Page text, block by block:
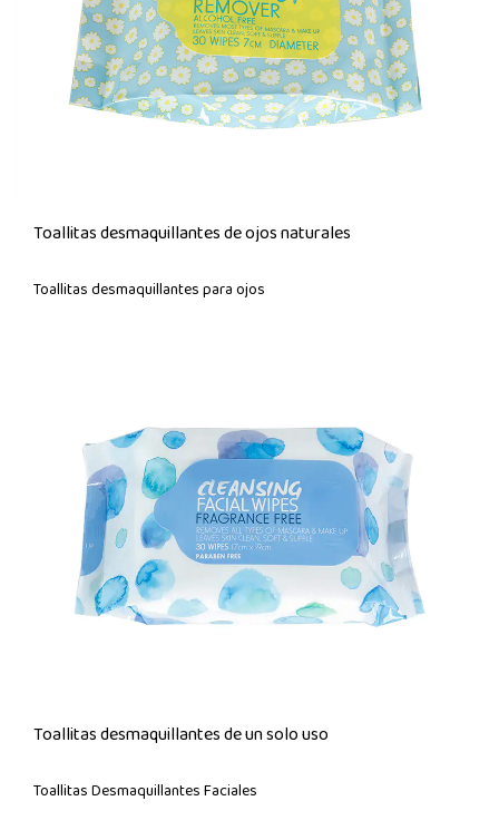
Toallitas desmaquillantes de ojos naturales
Toallitas desmaquillantes para ojos
Toallitas desmaquillantes de un solo uso
Toallitas Desmaquillantes Faciales